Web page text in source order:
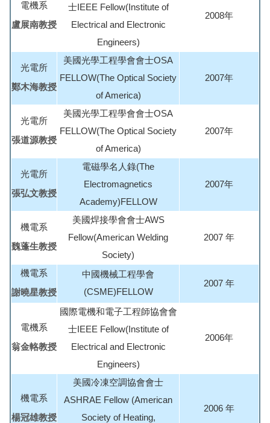
電機系
盧展南教授
士IEEE Fellow(Institute of
Electrical and Electronic
Engineers)
2008年
光電所
鄭木海教授
美國光學工程學會會士OSA
FELLOW(The Optical Society
of America)
2007年
光電所
張道源教授
美國光學工程學會會士OSA
FELLOW(The Optical Society
of America)
2007年
光電所
張弘文教授
電磁學名人錄(The
Electromagnetics
Academy)FELLOW
2007年
機電系
魏蓬生教授
美國焊接學會會士AWS
Fellow(American Welding
Society)
2007 年
機電系
謝曉星教授
中國機械工程學會
(CSME)FELLOW
2007 年
電機系
翁金輅教授
國際電機和電子工程師協會會
士IEEE Fellow(Institute of
Electrical and Electronic
Engineers)
2006年
機電系
楊冠雄教授
美國冷凍空調協會會士
ASHRAE Fellow (American
Society of Heating,
2006 年